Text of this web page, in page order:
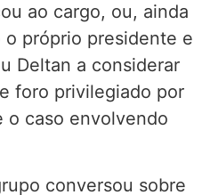
ao cargo, ou, ainda
próprio presidente e
Deltan a considerar
foro privilegiado por
o caso envolvendo
conversou sobre